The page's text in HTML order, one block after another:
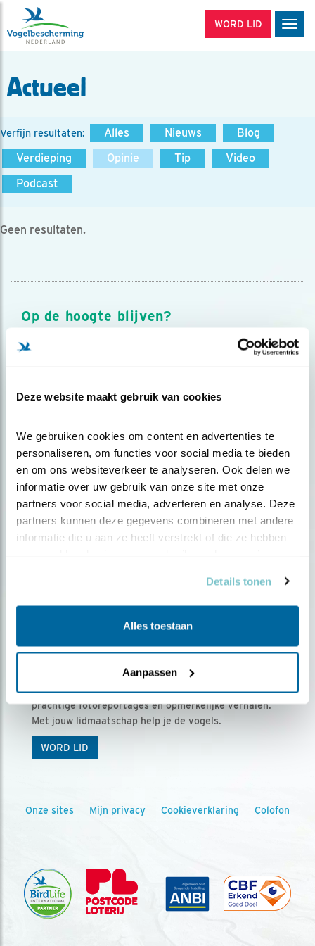
Deze website maakt gebruik van cookies
We gebruiken cookies om content en advertenties te
personaliseren, om functies voor social media te bieden
en om ons websiteverkeer te analyseren. Ook delen we
informatie over uw gebruik van onze site met onze
partners voor social media, adverteren en analyse. Deze
partners kunnen deze gegevens combineren met andere
informatie die u aan ze heeft verstrekt of die ze hebben
Details tonen
Alles toestaan
Aanpassen
WORD LID
Actueel
Verfijn resultaten: Alles Nieuws
Blog
Verdieping
Opinie Tip
Video
Podcast
Geen resultaten.
Op de hoogte blijven?
Meld je aan en ontvang nieuws, inspiratie, acties en tips
over vogels en activiteiten van Vogelbescherming.
Ontvang 5 x Vogels voor € 36,00 per jaar
Vogels is het tijdschrift voor onze leden, met
prachtige fotoreportages en opmerkelijke verhalen.
Met jouw lidmaatschap help je de vogels.
WORD LID
Onze sites Mijn privacy Cookieverklaring Colofon